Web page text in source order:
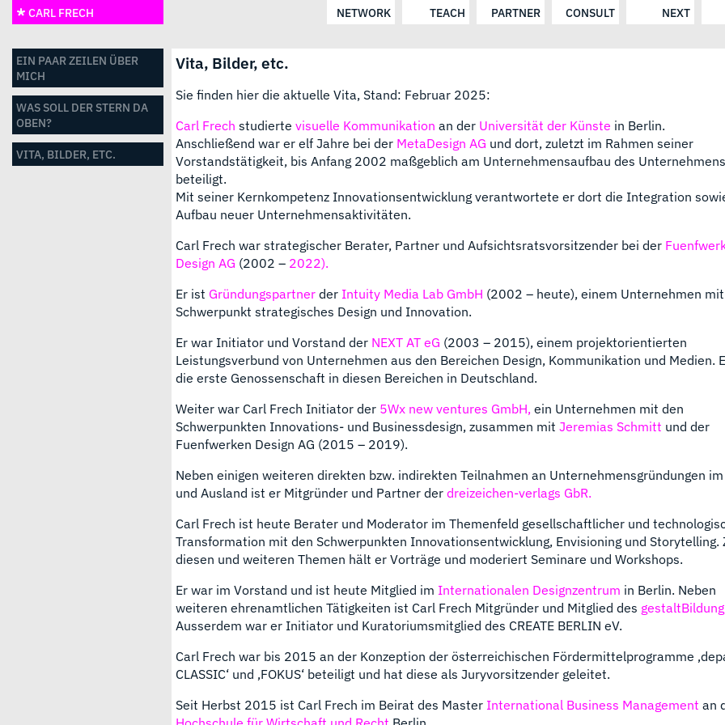
CARL FRECH NETWORK TEACH PARTNER CONSULT NEXT
EIN PAAR ZEILEN ÜBER
MICH
WAS SOLL DER STERN DA
OBEN?
VITA, BILDER, ETC.
Vita, Bilder, etc.
Sie finden hier die aktuelle Vita, Stand: Februar 2025:
Carl Frech studierte visuelle Kommunikation an der Universität der Künste in Berlin.
Anschließend war er elf Jahre bei der MetaDesign AG und dort, zuletzt im Rahmen seiner
Vorstandstätigkeit, bis Anfang 2002 maßgeblich am Unternehmensaufbau des Unternehmens
beteiligt.
Mit seiner Kernkompetenz Innovationsentwicklung verantwortete er dort die Integration
Aufbau neuer Unternehmensaktivitäten.
Carl Frech war strategischer Berater, Partner und Aufsichtsratsvorsitzender bei der
Design AG (2002 – 2022).
Er ist Gründungspartner der Intuity Media Lab GmbH (2002 – heute), einem Unternehmen
Schwerpunkt strategisches Design und Innovation.
Er war Initiator und Vorstand der NEXT AT eG (2003 – 2015), einem projektorientierten
Leistungsverbund von Unternehmen aus den Bereichen Design, Kommunikation und Medien.
die erste Genossenschaft in diesen Bereichen in Deutschland.
Weiter war Carl Frech Initiator der 5Wx new ventures GmbH, ein Unternehmen mit den
Schwerpunkten Innovations- und Businessdesign, zusammen mit Jeremias Schmitt und der
Fuenfwerken Design AG (2015 – 2019).
Neben einigen weiteren direkten bzw. indirekten Teilnahmen an Unternehmensgründungen
und Ausland ist er Mitgründer und Partner der dreizeichen-verlags GbR.
Carl Frech ist heute Berater und Moderator im Themenfeld gesellschaftlicher und
Transformation mit den Schwerpunkten Innovationsentwicklung, Envisioning und Storytelling.
diesen und weiteren Themen hält er Vorträge und moderiert Seminare und Workshops.
Er war im Vorstand und ist heute Mitglied im Internationalen Designzentrum in Berlin. Neben
weiteren ehrenamtlichen Tätigkeiten ist Carl Frech Mitgründer und Mitglied des gestaltBildung
Ausserdem war er Initiator und Kuratoriumsmitglied des CREATE BERLIN eV.
Carl Frech war bis 2015 an der Konzeption der österreichischen Fördermittelprogramme
CLASSIC‘ und ‚FOKUS‘ beteiligt und hat diese als Juryvorsitzender geleitet.
Seit Herbst 2015 ist Carl Frech im Beirat des Master International Business Management an